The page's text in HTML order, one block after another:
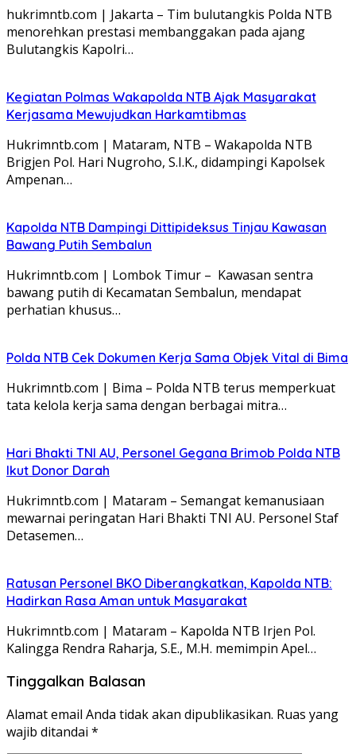
hukrimntb.com | Jakarta – Tim bulutangkis Polda NTB
menorehkan prestasi membanggakan pada ajang
Bulutangkis Kapolri…
Kegiatan Polmas Wakapolda NTB Ajak Masyarakat
Kerjasama Mewujudkan Harkamtibmas
Hukrimntb.com | Mataram, NTB – Wakapolda NTB
Brigjen Pol. Hari Nugroho, S.I.K., didampingi Kapolsek
Ampenan…
Kapolda NTB Dampingi Dittipideksus Tinjau Kawasan
Bawang Putih Sembalun
Hukrimntb.com | Lombok Timur – Kawasan sentra
bawang putih di Kecamatan Sembalun, mendapat
perhatian khusus…
Polda NTB Cek Dokumen Kerja Sama Objek Vital di Bima
Hukrimntb.com | Bima – Polda NTB terus memperkuat
tata kelola kerja sama dengan berbagai mitra…
Hari Bhakti TNI AU, Personel Gegana Brimob Polda NTB
Ikut Donor Darah
Hukrimntb.com | Mataram – Semangat kemanusiaan
mewarnai peringatan Hari Bhakti TNI AU. Personel Staf
Detasemen…
Ratusan Personel BKO Diberangkatkan, Kapolda NTB:
Hadirkan Rasa Aman untuk Masyarakat
Hukrimntb.com | Mataram – Kapolda NTB Irjen Pol.
Kalingga Rendra Raharja, S.E., M.H. memimpin Apel…
Tinggalkan Balasan
Alamat email Anda tidak akan dipublikasikan. Ruas yang
wajib ditandai *